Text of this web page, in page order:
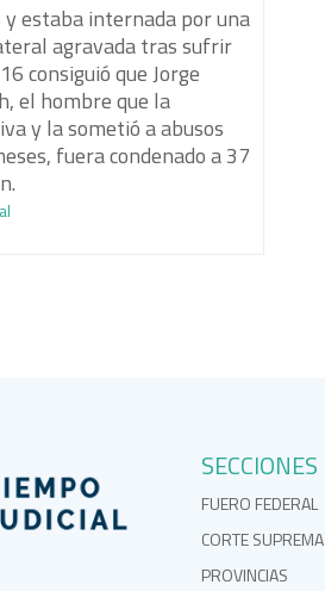
y estaba internada por una
agravada tras sufrir
consiguió que Jorge
el hombre que la
y la sometió a abusos
fuera condenado a 37
SECCIONES
FUERO FEDERAL
CORTE SUPREMA
PROVINCIAS